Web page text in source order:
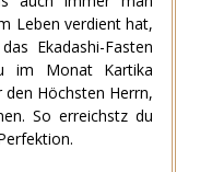
Leben verdient hat,
Ekadashi-Fasten
im Monat Kartika
Höchsten Herrn,
So erreichstz du